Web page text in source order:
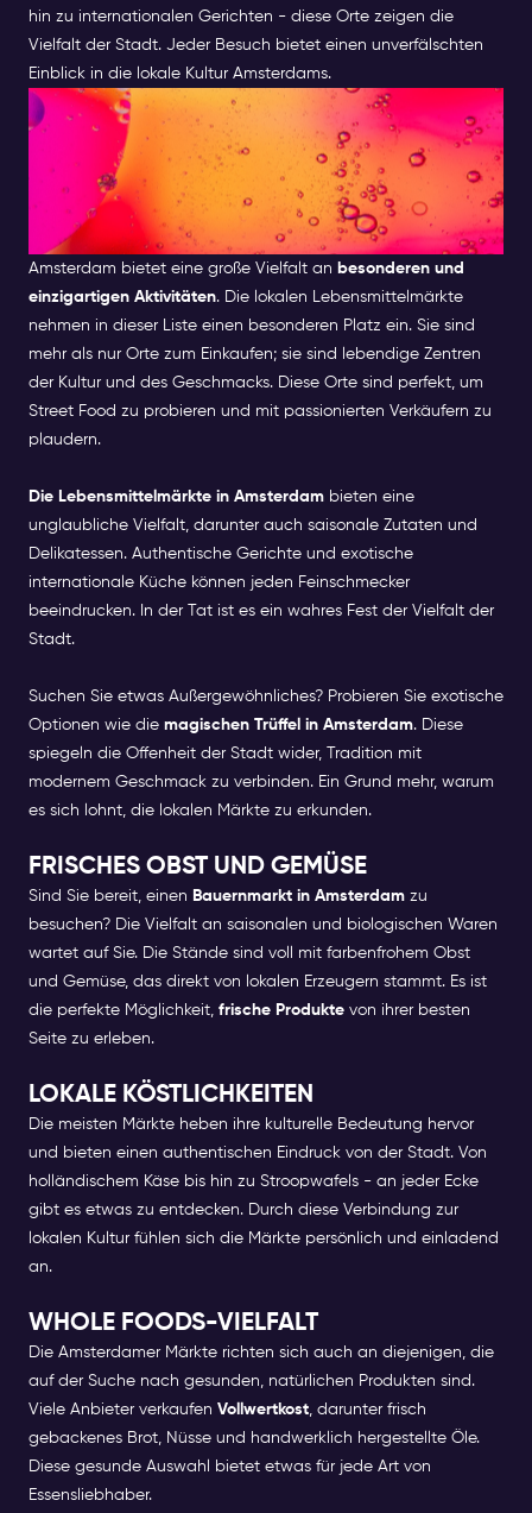
hin zu internationalen Gerichten - diese Orte zeigen die
Vielfalt der Stadt. Jeder Besuch bietet einen unverfälschten
Einblick in die lokale Kultur Amsterdams.
WARUM SIE
LEBENSMITTELMÄRKTE IN
AMSTERDAM BESUCHEN
SOLLTEN
Amsterdam bietet eine große Vielfalt an besonderen und
einzigartigen Aktivitäten. Die lokalen Lebensmittelmärkte
nehmen in dieser Liste einen besonderen Platz ein. Sie sind
mehr als nur Orte zum Einkaufen; sie sind lebendige Zentren
der Kultur und des Geschmacks. Diese Orte sind perfekt, um
Street Food zu probieren und mit passionierten Verkäufern zu
plaudern.
Die Lebensmittelmärkte in Amsterdam bieten eine
unglaubliche Vielfalt, darunter auch saisonale Zutaten und
Delikatessen. Authentische Gerichte und exotische
internationale Küche können jeden Feinschmecker
beeindrucken. In der Tat ist es ein wahres Fest der Vielfalt der
Stadt.
Suchen Sie etwas Außergewöhnliches? Probieren Sie exotische
Optionen wie die magischen Trüffel in Amsterdam. Diese
spiegeln die Offenheit der Stadt wider, Tradition mit
modernem Geschmack zu verbinden. Ein Grund mehr, warum
es sich lohnt, die lokalen Märkte zu erkunden.
FRISCHES OBST UND GEMÜSE
Sind Sie bereit, einen Bauernmarkt in Amsterdam zu
besuchen? Die Vielfalt an saisonalen und biologischen Waren
wartet auf Sie. Die Stände sind voll mit farbenfrohem Obst
und Gemüse, das direkt von lokalen Erzeugern stammt. Es ist
die perfekte Möglichkeit, frische Produkte von ihrer besten
Seite zu erleben.
LOKALE KÖSTLICHKEITEN
Die meisten Märkte heben ihre kulturelle Bedeutung hervor
und bieten einen authentischen Eindruck von der Stadt. Von
holländischem Käse bis hin zu Stroopwafels - an jeder Ecke
gibt es etwas zu entdecken. Durch diese Verbindung zur
lokalen Kultur fühlen sich die Märkte persönlich und einladend
an.
WHOLE FOODS-VIELFALT
Die Amsterdamer Märkte richten sich auch an diejenigen, die
auf der Suche nach gesunden, natürlichen Produkten sind.
Viele Anbieter verkaufen Vollwertkost, darunter frisch
gebackenes Brot, Nüsse und handwerklich hergestellte Öle.
Diese gesunde Auswahl bietet etwas für jede Art von
Essensliebhaber.